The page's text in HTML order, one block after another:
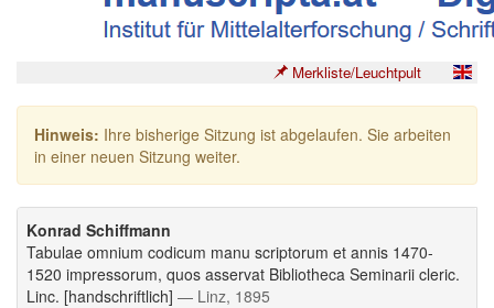
Merkliste/Leuchtpult
Hinweis: Ihre bisherige Sitzung ist abgelaufen. Sie arbeiten
in einer neuen Sitzung weiter.
Konrad Schiffmann
Tabulae omnium codicum manu scriptorum et annis 1470-
1520 impressorum, quos asservat Bibliotheca Seminarii cleric.
Linc. [handschriftlich] — Linz, 1895